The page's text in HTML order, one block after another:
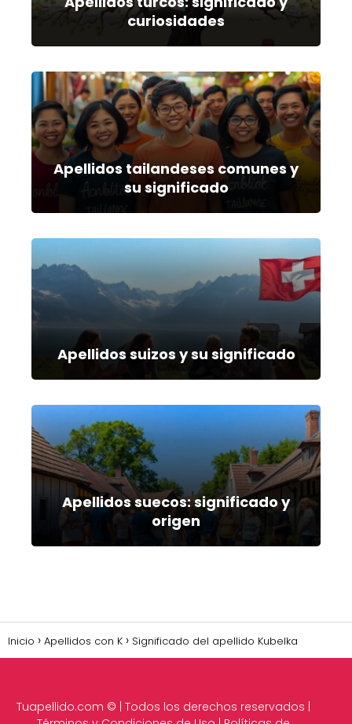
curiosidades
Apellidos tailandeses comunes y
su significado
Apellidos suizos y su significado
Apellidos suecos: significado y
origen
Inicio Apellidos con K Significado del apellido Kubelka
Tuapellido.com © | Todos los derechos reservados |